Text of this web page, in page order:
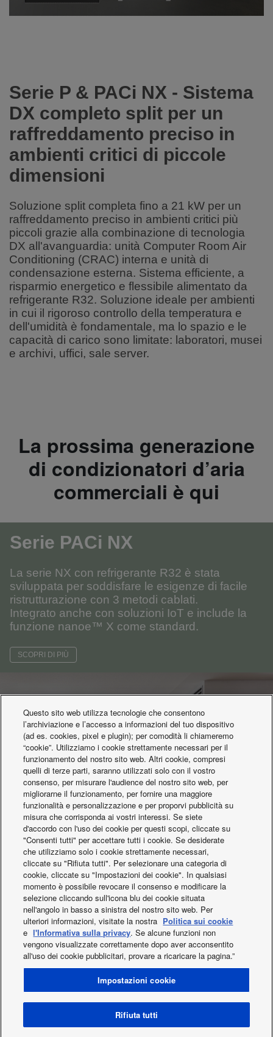
Serie P & PACi NX - Sistema
DX completo split per un
raffreddamento preciso in
ambienti critici di piccole
dimensioni
Soluzione split completa fino a 21 kW per un
raffreddamento preciso in ambienti critici più
piccoli grazie alla combinazione di tecnologia
DX all'avanguardia: unità Computer Room Air
Conditioning (CRAC) interna e unità di
condensazione esterna. Sistema efficiente, a
risparmio energetico e flessibile alimentato da
refrigerante R32. Soluzione ideale per ambienti
in cui il rigoroso controllo della temperatura e
dell'umidità è fondamentale, ma lo spazio e le
capacità di carico sono limitate: laboratori, musei
e archivi, uffici, sale server.
La prossima generazione
di condizionatori d’aria
commerciali è qui
Serie PACi NX
La serie NX con refrigerante R32 è stata
sviluppata per soddisfare le esigenze di facile
ristrutturazione con 3 metodi cablati.
Integrato anche con soluzioni IoT e include la
funzione nanoe™ X come standard.
SCOPRI DI PIÙ
Facebook Instagram
Youtube
Chi siamo
Contattaci Mappa del sito
Cookie policy
Novità
Condizioni Generali di Vendita
Area / Country
Questo sito web utilizza tecnologie che consentono
l’archiviazione e l’accesso a informazioni del tuo dispositivo
(ad es. cookies, pixel e plugin); per comodità li chiameremo
“cookie”. Utilizziamo i cookie strettamente necessari per il
funzionamento del nostro sito web. Altri cookie, compresi
quelli di terze parti, saranno utilizzati solo con il vostro
consenso, per misurare l'audience del nostro sito web, per
migliorarne il funzionamento, per fornire una maggiore
funzionalità e personalizzazione e per proporvi pubblicità su
misura che corrisponda ai vostri interessi. Se siete
d'accordo con l'uso dei cookie per questi scopi, cliccate su
"Consenti tutti" per accettare tutti i cookie. Se desiderate
che utilizziamo solo i cookie strettamente necessari,
cliccate su "Rifiuta tutti". Per selezionare una categoria di
cookie, cliccate su "Impostazioni dei cookie". In qualsiasi
momento è possibile revocare il consenso e modificare la
selezione cliccando sull'icona blu dei cookie situata
nell'angolo in basso a sinistra del nostro sito web. Per
ulteriori informazioni, visitate la nostra Politica sui cookie
e l'Informativa sulla privacy. Se alcune funzioni non
vengono visualizzate correttamente dopo aver acconsentito
all'uso dei cookie pubblicitari, provare a ricaricare la pagina.”
Impostazioni cookie
Rifiuta tutti